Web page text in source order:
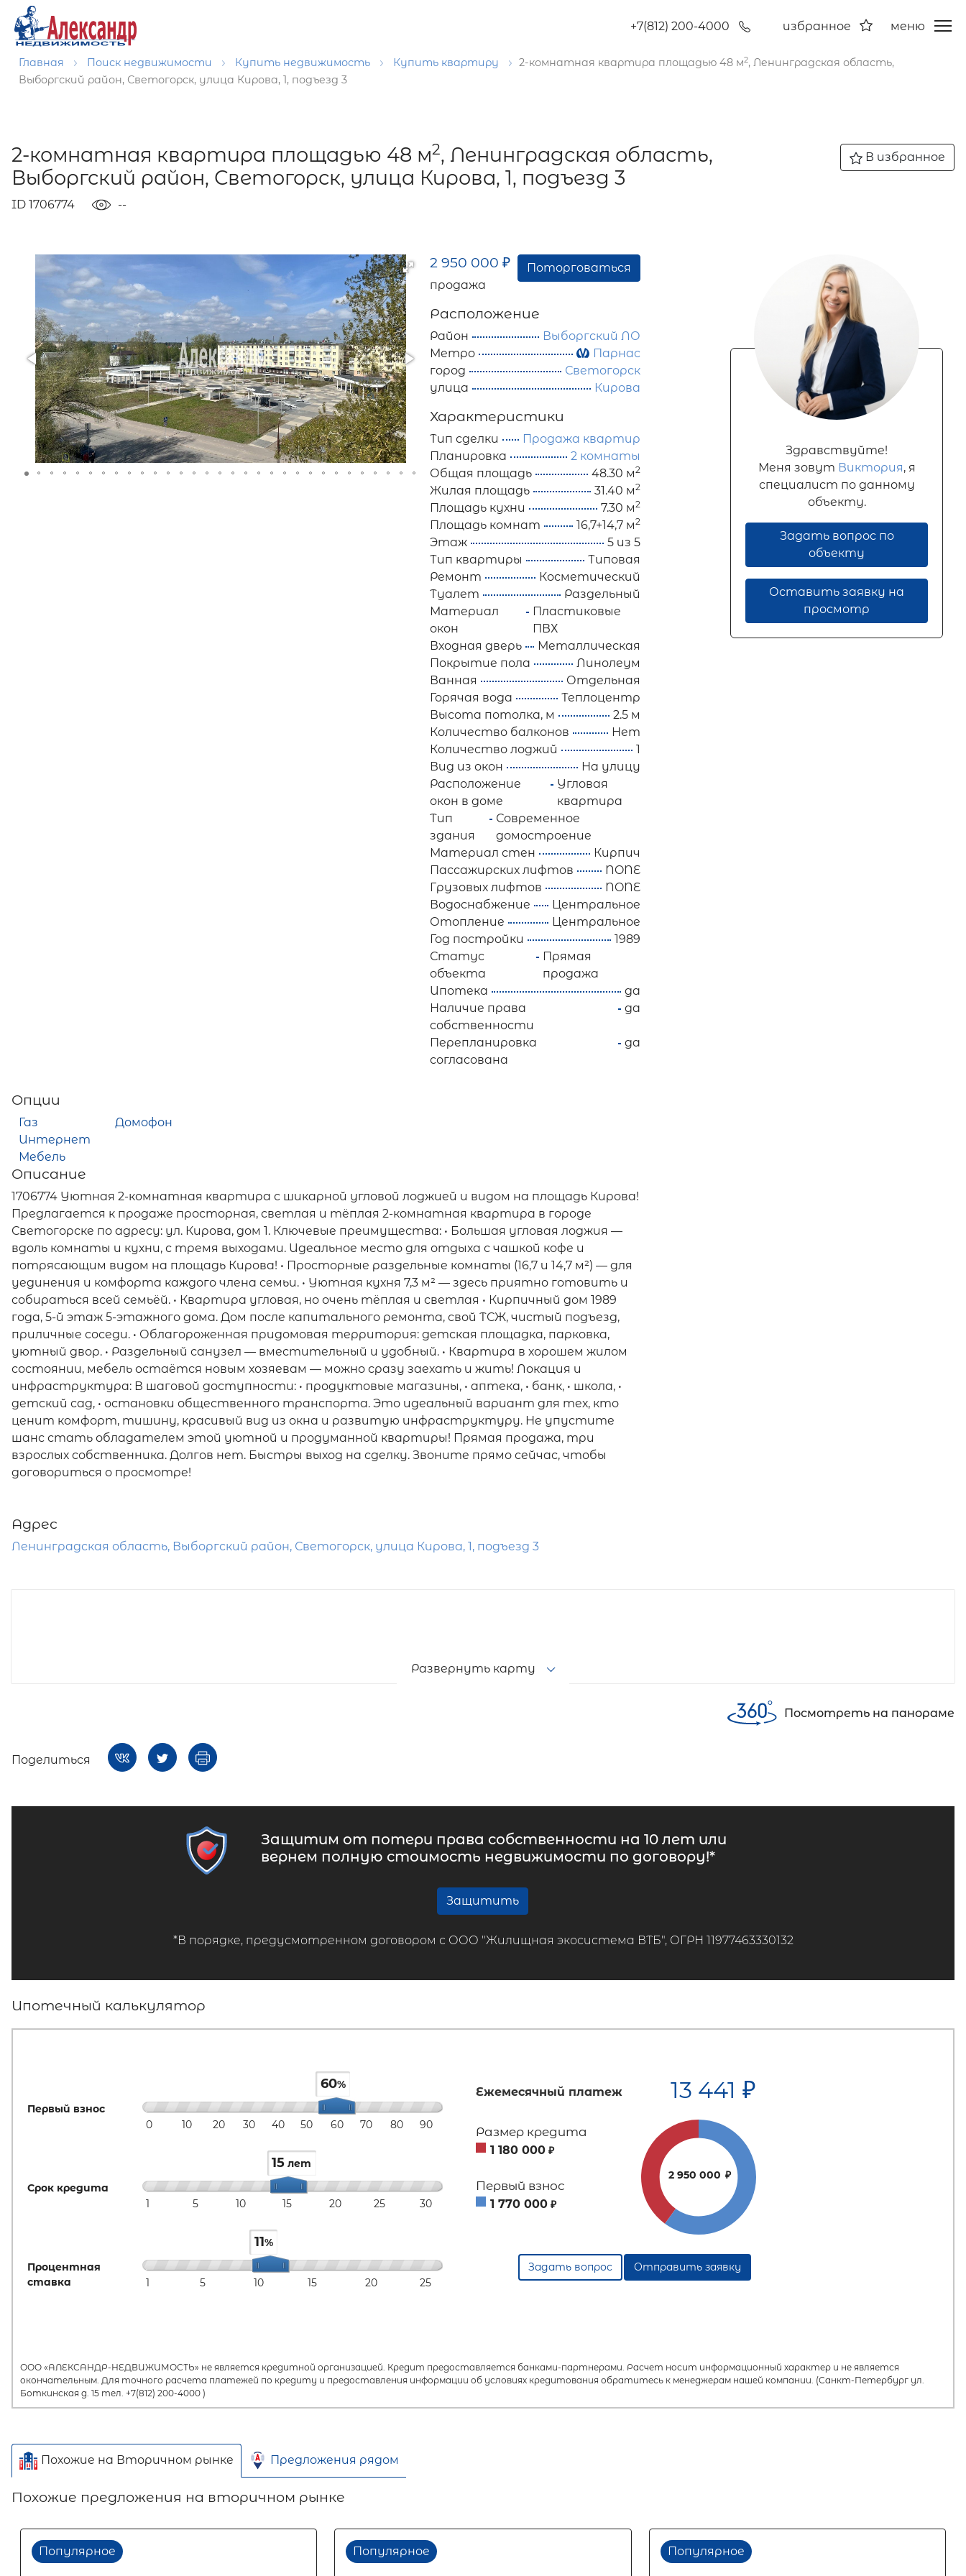
+7(812) 200-4000 избранное меню
Главная Поиск недвижимости Купить недвижимость Купить квартиру 2-комнатная квартира площадью 48 м2, Ленинградская область,
Выборгский район, Светогорск, улица Кирова, 1, подъезд 3
2-комнатная квартира площадью 48 м2, Ленинградская область,
Выборгский район, Светогорск, улица Кирова, 1, подъезд 3
ID 1706774 --
В избранное
2 950 000 ₽
продажа
Поторговаться
Расположение
Район
Выборгский ЛО
Метро
Парнас
город
Светогорск
улица
Кирова
Характеристики
Тип сделки
Продажа квартир
Планировка
2 комнаты
Общая площадь
48.30 м2
Жилая площадь 31.40 м2
Площадь кухни 7.30 м2
Площадь комнат 16,7+14,7 м2
Этаж
5 из 5
Тип квартиры
Типовая
Ремонт
Косметический
Туалет
Раздельный
Материал
окон
Пластиковые
ПВХ
Входная дверь
Металлическая
Покрытие пола
Линолеум
Ванная
Отдельная
Горячая вода
Теплоцентр
Высота потолка, м
2.5 м
Количество балконов
Нет
Количество лоджий
1
Вид из окон
На улицу
Расположение
окон в доме
Угловая
квартира
Тип
здания
Современное
домостроение
Материал стен
Кирпич
Пассажирских лифтов
NONE
Грузовых лифтов
NONE
Водоснабжение
Центральное
Отопление
Центральное
Год постройки
1989
Статус
объекта
Прямая
продажа
Ипотека
да
Наличие права
собственности
да
Перепланировка
согласована
да
Опции
Газ
Домофон
Интернет
Мебель
Описание
1706774 Уютная 2-комнатная квартира с шикарной угловой лоджией и видом на площадь Кирова!
Предлагается к продаже просторная, светлая и тёплая 2-комнатная квартира в городе
Светогорске по адресу: ул. Кирова, дом 1. Ключевые преимущества: • Большая угловая лоджия —
вдоль комнаты и кухни, с тремя выходами. Идеальное место для отдыха с чашкой кофе и
потрясающим видом на площадь Кирова! • Просторные раздельные комнаты (16,7 и 14,7 м²) — для
уединения и комфорта каждого члена семьи. • Уютная кухня 7,3 м² — здесь приятно готовить и
собираться всей семьёй. • Квартира угловая, но очень тёплая и светлая • Кирпичный дом 1989
года, 5-й этаж 5-этажного дома. Дом после капитального ремонта, свой ТСЖ, чистый подъезд,
приличные соседи. • Облагороженная придомовая территория: детская площадка, парковка,
уютный двор. • Раздельный санузел — вместительный и удобный. • Квартира в хорошем жилом
состоянии, мебель остаётся новым хозяевам — можно сразу заехать и жить! Локация и
инфраструктура: В шаговой доступности: • продуктовые магазины, • аптека, • банк, • школа, •
детский сад, • остановки общественного транспорта. Это идеальный вариант для тех, кто
ценит комфорт, тишину, красивый вид из окна и развитую инфраструктуру. Не упустите
шанс стать обладателем этой уютной и продуманной квартиры! Прямая продажа, три
взрослых собственника. Долгов нет. Быстры выход на сделку. Звоните прямо сейчас, чтобы
договориться о просмотре!
Здравствуйте!
Меня зовут Виктория, я
специалист по данному
объекту.
Задать вопрос по
объекту
Оставить заявку на
просмотр
Адрес
Ленинградская область, Выборгский район, Светогорск, улица Кирова, 1, подъезд 3
Развернуть карту
Посмотреть на панораме
Поделиться
Защитим от потери права собственности на 10 лет или
вернем полную стоимость недвижимости по договору!*
Защитить
*В порядке, предусмотренном договором с ООО "Жилищная экосистема ВТБ", ОГРН 11977463330132
Ипотечный калькулятор
Первый взнос
60%
0 10 20 30 40 50 60 70 80 90
Срок кредита
15 лет
1 5 10 15 20 25 30
Процентная
ставка
11%
1 5 10 15 20 25
Ежемесячный платеж
Размер кредита
1 180 000 ₽
Первый взнос
1 770 000 ₽
13 441 ₽
2 950 000 ₽
Задать вопрос Отправить заявку
ООО «АЛЕКСАНДР-НЕДВИЖИМОСТЬ» не является кредитной организацией. Кредит предоставляется банками-партнерами. Расчет носит информационный характер и не является
окончательным. Для точного расчета платежей по кредиту и предоставления информации об условиях кредитования обратитесь к менеджерам нашей компании. (Санкт-Петербург ул.
Боткинская д. 15 тел. +7(812) 200-4000 )
Похожие на Вторичном рынке Предложения рядом
Похожие предложения на вторичном рынке
Популярное Популярное Популярное